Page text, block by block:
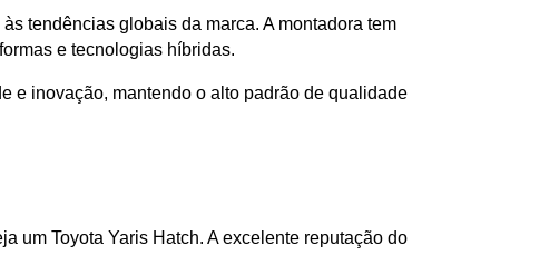
tendências globais da marca. A montadora tem
e tecnologias híbridas.
e inovação, mantendo o alto padrão de qualidade
um Toyota Yaris Hatch. A excelente reputação do